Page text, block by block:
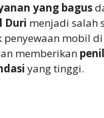
yang bagus
Duri menjadi salah
mobil di
memberikan
yang tinggi.